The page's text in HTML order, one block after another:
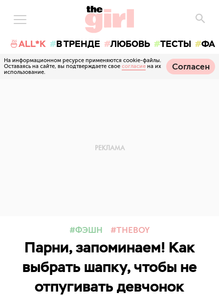
🍜ALL*K В ТРЕНДЕ ЛЮБОВЬ ТЕСТЫ
На информационном ресурсе применяются cookie-файлы.
Оставаясь на сайте, вы подтверждаете свое согласие на их
использование.
Согласен
ФЭШН THEBOY
Парни, запоминаем! Как
выбрать шапку, чтобы не
отпугивать девчонок